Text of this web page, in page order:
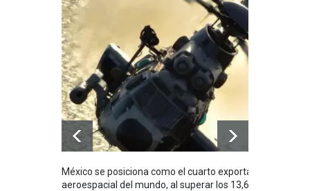
México se posiciona como el cuarto exportador
aeroespacial del mundo, al superar los 13,600